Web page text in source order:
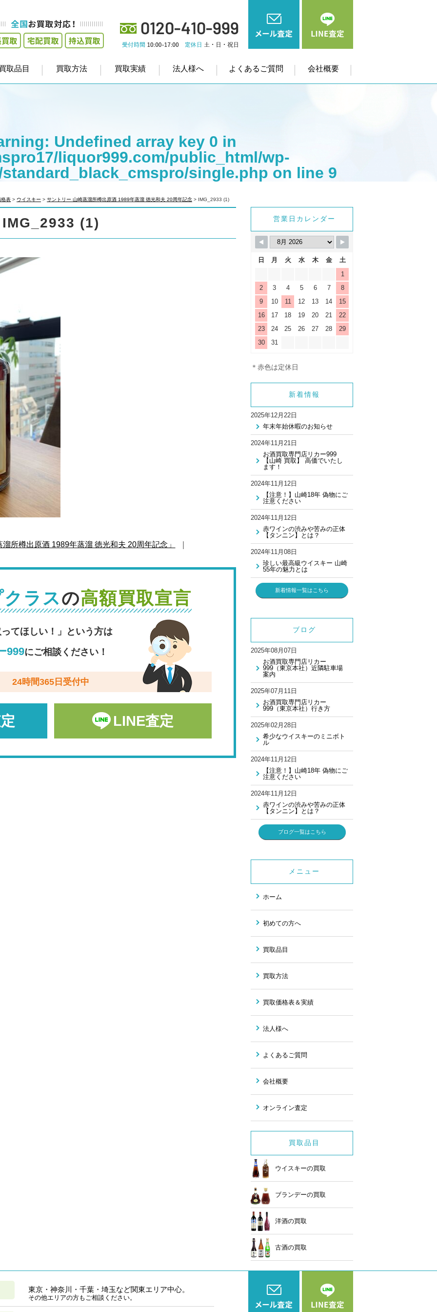
取品目 買取方法 買取実績 法人様へ よくあるご質問 会社概要
: Undefined array key 0 in
liquor999.com/public_html/wp-
single.php on line 9
to read property "cat_name" on null in
liquor999.com/public_html/wp-
single.phpon line9
格表 > ウイスキー > サントリー 山崎蒸溜所樽出原酒 1989年蒸溜 徳光和夫 20周年記念 > IMG_2933 (1)
IMG_2933 (1)
所樽出原酒 1989年蒸溜 徳光和夫 20周年記念」
ラスの高額買取宣言
てほしい！」という方は
999にご相談ください！
24時間365日受付中
LINE査定
営業日カレンダー
日 月 火 水 木 金
土
1
2
3 4 5 6 7
8
9
10 11 12 13 14
15
16
17 18 19 20 21
22
23
24 25 26 27 28
29
30
31
＊赤色は定休日
新着情報
2025年12月22日
年末年始休暇のお知らせ
2024年11月21日
お酒買取専門店リカー999
【山崎 買取】 高価でいたし
ます！
2024年11月12日
【注意！】山崎18年 偽物にご
注意ください
2024年11月12日
赤ワインの渋みや苦みの正体
【タンニン】とは？
2024年11月08日
珍しい最高級ウイスキー 山崎
55年の魅力とは
新着情報一覧はこちら
ブログ
2025年08月07日
お酒買取専門店リカー
999（東京本社）近隣駐車場
案内
2025年07月11日
お酒買取専門店リカー
999（東京本社）行き方
2025年02月28日
希少なウイスキーのミニボト
ル
2024年11月12日
【注意！】山崎18年 偽物にご
注意ください
2024年11月12日
赤ワインの渋みや苦みの正体
【タンニン】とは？
ブログ一覧はこちら
メニュー
ホーム
初めての方へ
買取品目
買取方法
買取価格表＆実績
法人様へ
よくあるご質問
会社概要
オンライン査定
買取品目
ウイスキーの買取
ブランデーの買取
洋酒の買取
古酒の買取
東京・神奈川・千葉・埼玉など関東エリア中心。
その他エリアの方もご相談ください。